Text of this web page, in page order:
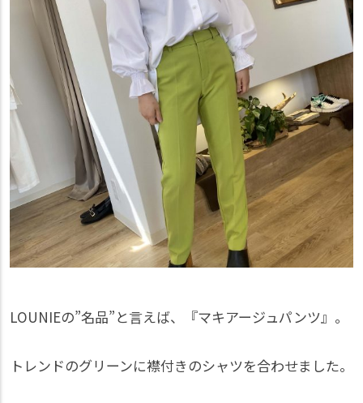
LOUNIEの”名品”と言えば、『マキアージュパンツ』。
トレンドのグリーンに襟付きのシャツを合わせました。